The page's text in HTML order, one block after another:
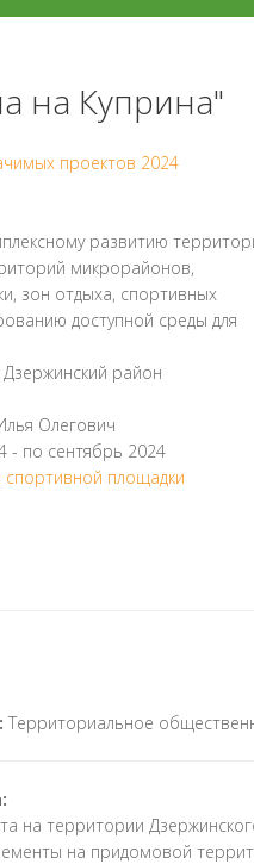
на Куприна"
проектов 2024
развитию
микрорайонов,
зон отдыха, спортивных
доступной среды для
Дзержинский район
Олегович
- по сентябрь 2024
спортивной площадки
Территориальное
на территории
на придомовой